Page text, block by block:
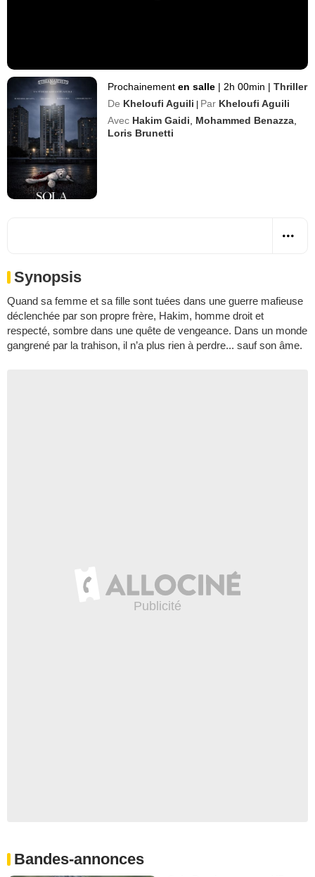
Prochainementen salle | 2h 00min | Thriller
De Kheloufi Aguili | Par Kheloufi Aguili
Avec Hakim Gaidi Mohammed Benazza
Loris Brunetti
Synopsis
Quand sa femme et sa fille sont tuées dans une guerre mafieuse
déclenchée par son propre frère, Hakim, homme droit et
respecté, sombre dans une quête de vengeance. Dans un monde
gangrené par la trahison, il n’a plus rien à perdre... sauf son âme.
Bandes-annonces